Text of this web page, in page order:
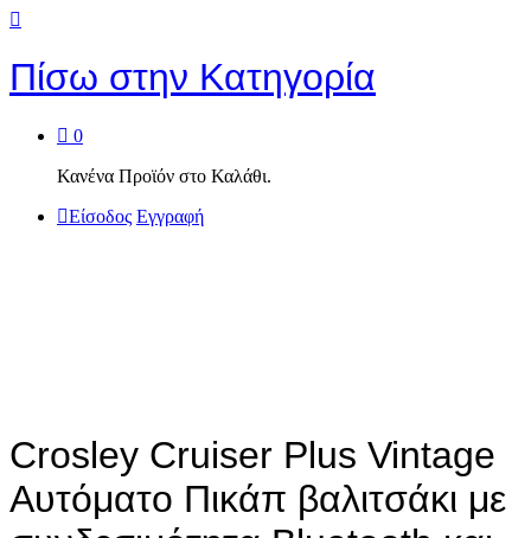
Πίσω στην Κατηγορία
0
Κανένα Προϊόν στο Καλάθι.
Είσοδος Εγγραφή
Crosley Cruiser Plus Vintage
Αυτόματο Πικάπ βαλιτσάκι με